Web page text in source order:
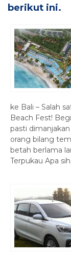
berikut ini.
ke Bali – Salah
Beach Fest!
pasti
orang bilang
betah berlama
Terpukau Apa